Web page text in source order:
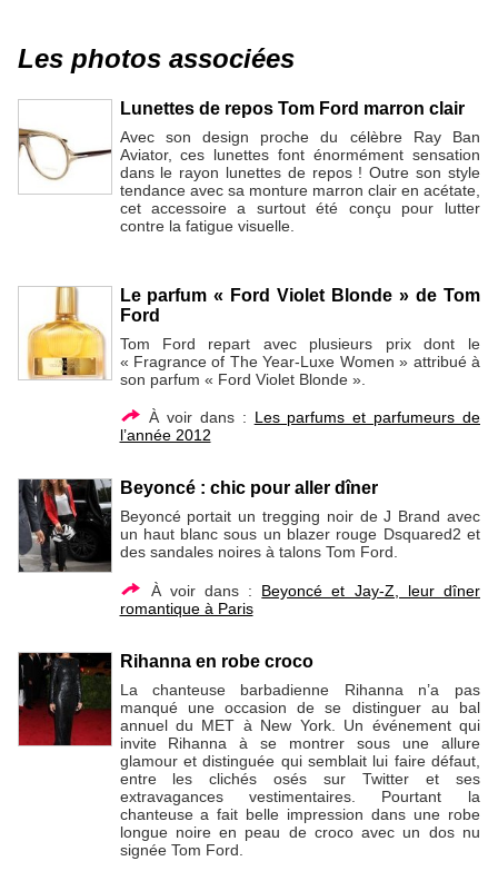
Les photos associées
Lunettes de repos Tom Ford marron clair
Avec son design proche du célèbre Ray Ban
Aviator, ces lunettes font énormément sensation
dans le rayon lunettes de repos ! Outre son style
tendance avec sa monture marron clair en acétate,
cet accessoire a surtout été conçu pour lutter
contre la fatigue visuelle.
Le parfum « Ford Violet Blonde » de Tom
Ford
Tom Ford repart avec plusieurs prix dont le
« Fragrance of The Year-Luxe Women » attribué à
son parfum « Ford Violet Blonde ».
À voir dans : Les parfums et parfumeurs de
l’année 2012
Beyoncé : chic pour aller dîner
Beyoncé portait un tregging noir de J Brand avec
un haut blanc sous un blazer rouge Dsquared2 et
des sandales noires à talons Tom Ford.
À voir dans : Beyoncé et Jay-Z, leur dîner
romantique à Paris
Rihanna en robe croco
La chanteuse barbadienne Rihanna n’a pas
manqué une occasion de se distinguer au bal
annuel du MET à New York. Un événement qui
invite Rihanna à se montrer sous une allure
glamour et distinguée qui semblait lui faire défaut,
entre les clichés osés sur Twitter et ses
extravagances vestimentaires. Pourtant la
chanteuse a fait belle impression dans une robe
longue noire en peau de croco avec un dos nu
signée Tom Ford.